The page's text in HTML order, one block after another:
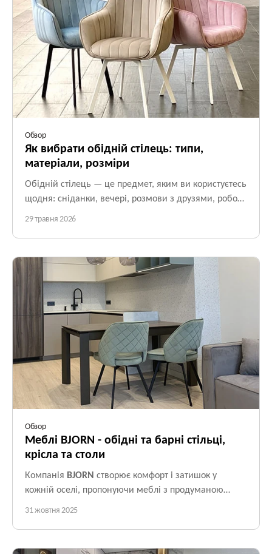
Обзор
Як вибрати обідній стілець: типи,
матеріали, розміри
Обідній стілець — це предмет, яким ви користуєтесь
щодня: сніданки, вечері, розмови з друзями, робота
за ноутбуком із чашкою кави. Тому обирати стілець
ми розповімо, на що звернути увагу при виборі обідніх
стільців та крісел: які бувають типи, з чого виготовляють
каркас і оббивку, як правильно підібрати висоту під ваш стіл і
скільки стільців реально помістити за обідній стіл.
29 травня 2026
Обзор
Меблі BJORN - обідні та барні стільці,
крісла та столи
Компанія BJORN створює комфорт і затишок у
кожній оселі, пропонуючи меблі з продуманою
комфортні рішення для HoReCaта столи, які
31 жовтня 2025